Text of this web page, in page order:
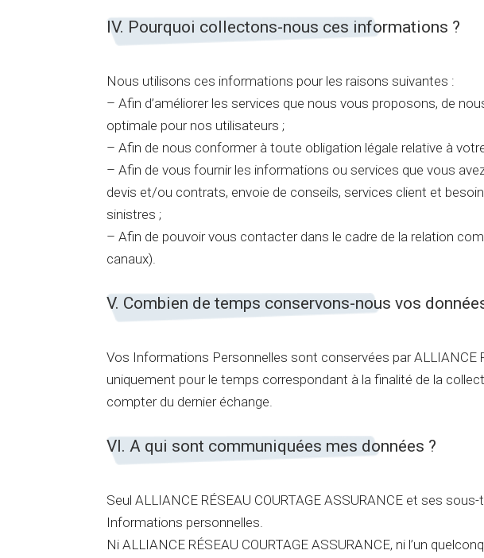
IV. Pourquoi collectons-nous ces informations ?
Nous utilisons ces informations pour les raisons suivantes :
– Afin d’améliorer les services que nous vous proposons, de
optimale pour nos utilisateurs ;
– Afin de nous conformer à toute obligation légale relative à
– Afin de vous fournir les informations ou services que vous
devis et/ou contrats, envoie de conseils, services client et
sinistres ;
– Afin de pouvoir vous contacter dans le cadre de la relation
canaux).
V. Combien de temps conservons-nous vos
Vos Informations Personnelles sont conservées par ALLIANCE
uniquement pour le temps correspondant à la finalité de la
compter du dernier échange.
VI. A qui sont communiquées mes données ?
Seul ALLIANCE RÉSEAU COURTAGE ASSURANCE et ses
Informations personnelles.
Ni ALLIANCE RÉSEAU COURTAGE ASSURANCE, ni l’un